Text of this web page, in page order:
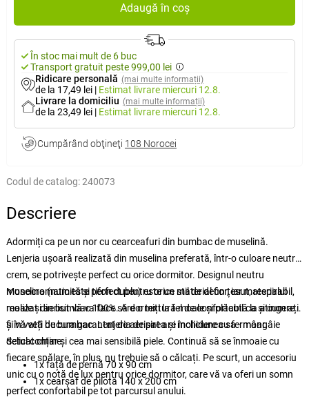
Adaugă în coș
În stoc mai mult de 6 buc
Transport gratuit peste 999,00 lei
Ridicare personală (mai multe informații)
de la 17,49 lei | Estimat livrare miercuri 12.8.
Livrare la domiciliu (mai multe informații)
de la 23,49 lei | Estimat livrare miercuri 12.8.
Cumpărând obţineţi 108 Norocei
Codul de catalog:240073
Descriere
Adormiți ca pe un nor cu cearceafuri din bumbac de muselină.
Lenjeria ușoară realizată din muselina preferată, într-o culoare neutră
crem, se potrivește perfect cu orice dormitor. Designul neutru
monocromatic este perfect pentru orice stil de decor, iar materialul
moale și aerisit vă va face să dormiți la fel de confortabil ca și cum ați
fi în vată de bumbac. Lenjeria de pat are închidere cu fermoar.
Muselina (numită și tifon dublu) este un material fin țesut, respirabil,
realizat din bumbac 100%. Are o textură moale și plăcută la atingere
și vă veți bucura garantat de aerisirea și moliciunea sa - mângâie
delicat chiar și cea mai sensibilă piele. Continuă să se înmoaie cu
fiecare spălare, în plus, nu trebuie să o călcați. Pe scurt, un accesoriu
unic cu o notă de lux pentru orice dormitor, care vă va oferi un somn
perfect confortabil pe tot parcursul anului.
Setul conține:
1x față de pernă 70 x 90 cm
1x cearșaf de pilotă 140 x 200 cm